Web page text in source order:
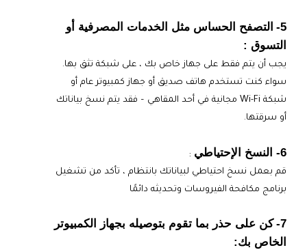
5-
التصفح الحساس مثل الخدمات المصرفية أو
التسوق :
يجب أن يتم فقط على جهاز خاص بك ، على شبكة تثق بها.
سواء كنت تستخدم هاتف صديق أو جهاز كمبيوتر عام أو
شبكة Wi-Fi مجانية في أحد المقاهي – فقد يتم نسخ بياناتك
أو سرقتها.
6- النسخ الإحتياطي :
قم بعمل نسخ احتياطي لبياناتك بانتظام ، تأكد من تشغيل
برنامج مكافحة الفيروسات وتحديثه دائمًا
7- كن على حذر بما تقوم بتوصيله بجهاز الكمبيوتر
الخاص بك: